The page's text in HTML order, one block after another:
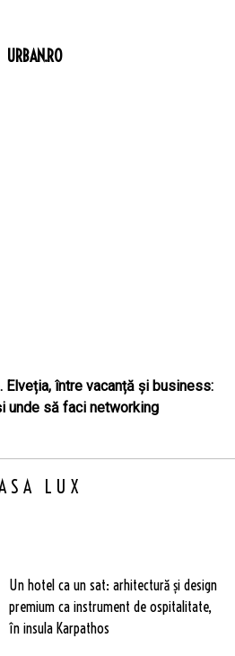
URBAN.RO
Elveția, între vacanță și business:
unde să faci networking
LUX
Un hotel ca un sat: arhitectură și design
premium ca instrument de ospitalitate,
în insula Karpathos